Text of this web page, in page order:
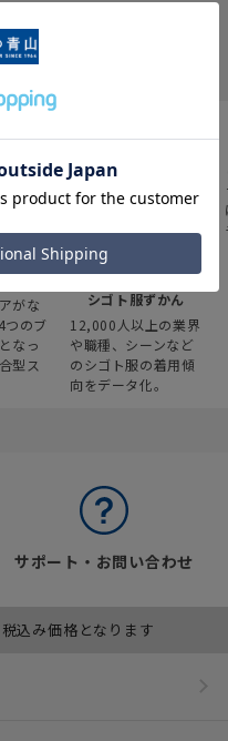
ア
がな
つのブ
なっ
型ス
みんなの
シゴト服ずかん
12,000人以上の業界
や職種、シーンなど
のシゴト服の着用傾
向をデータ化。
サポート・お問い合わせ
込み価格となります